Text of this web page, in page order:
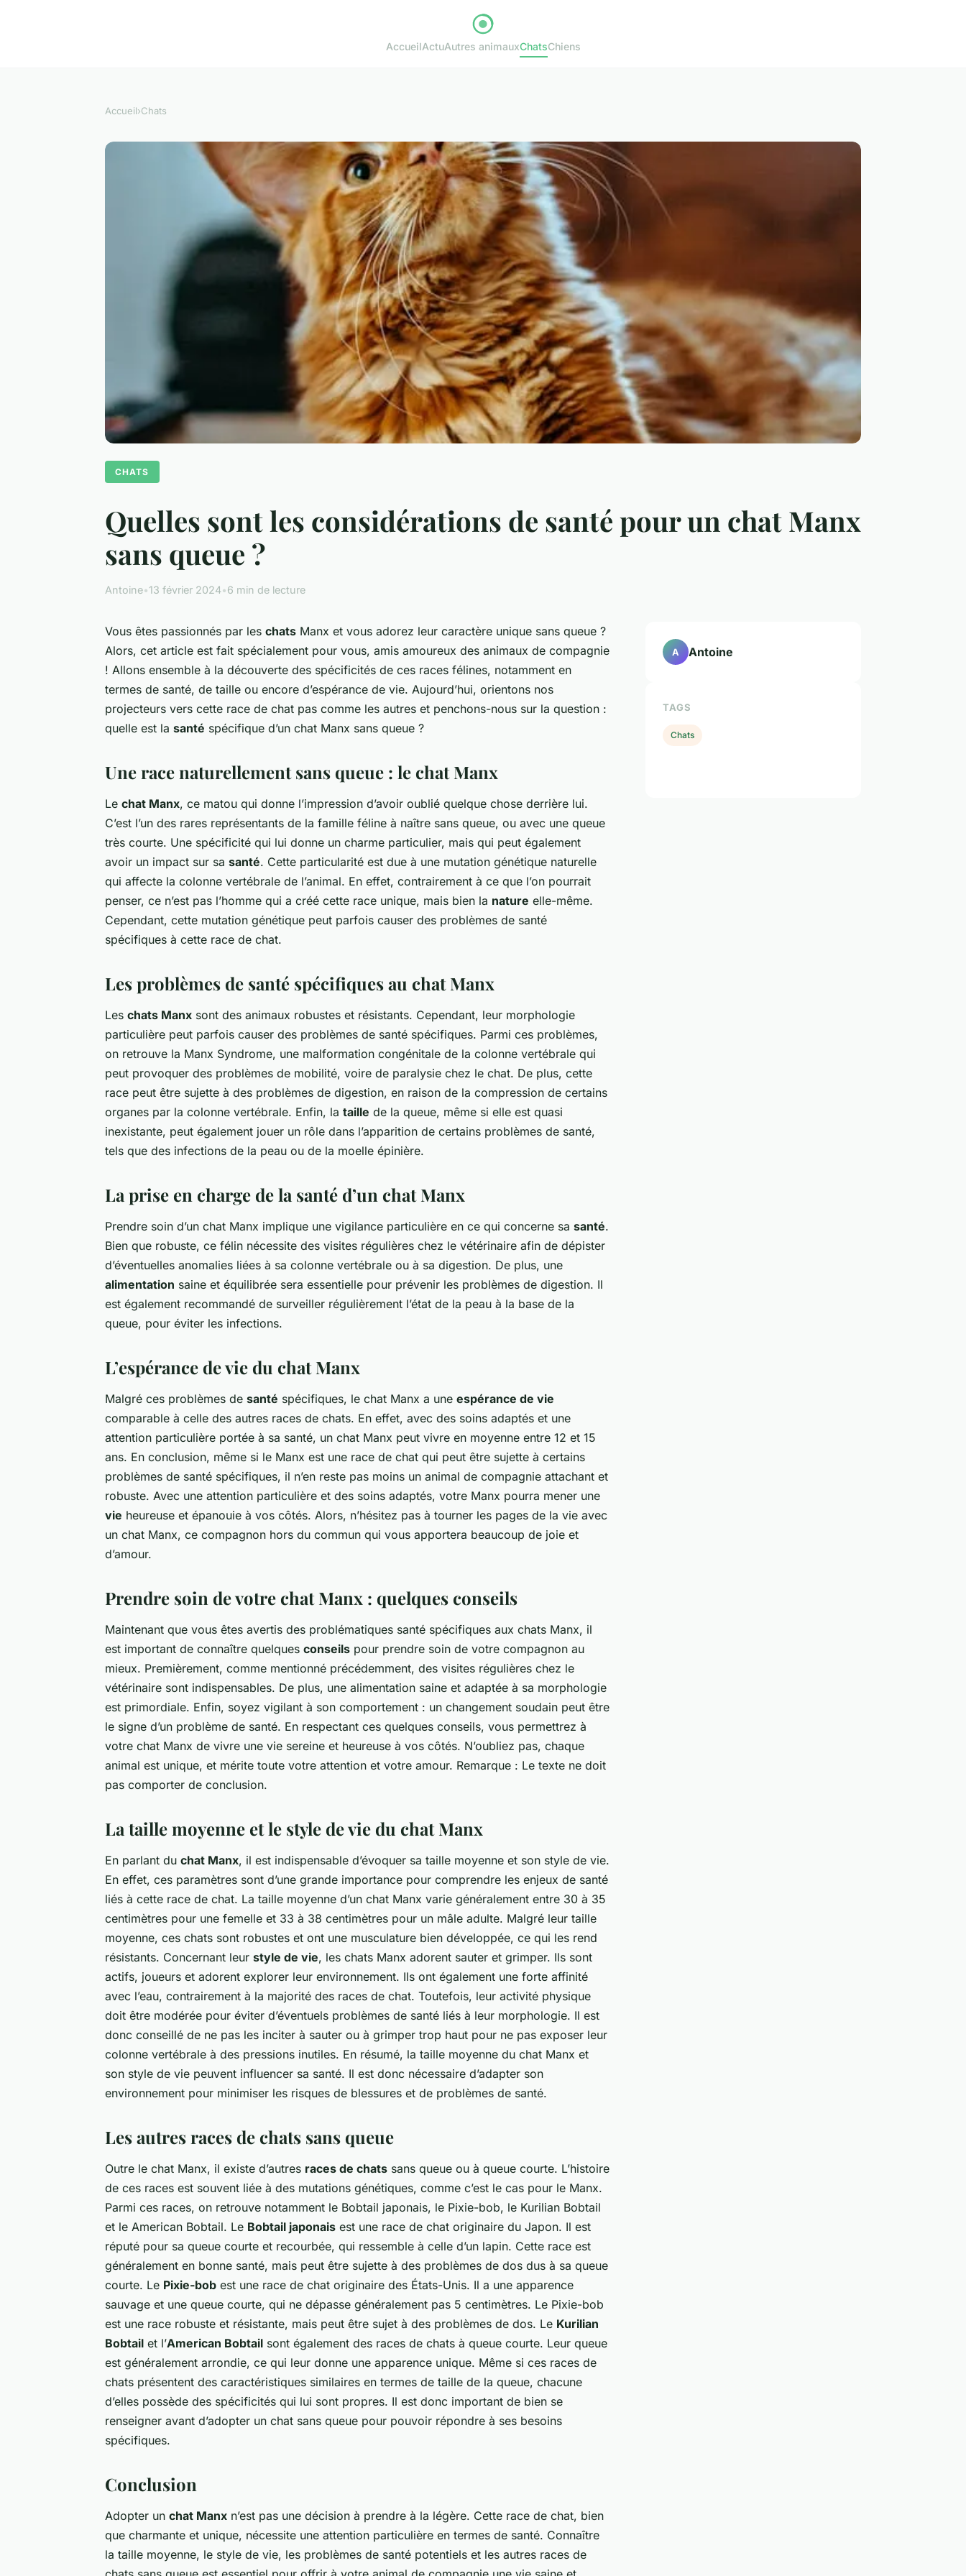
AccueilActuAutres animauxChatsChiens
Accueil›Chats
CHATS
Quelles sont les considérations de santé pour un chat Manx
sans queue ?
Antoine•13 février 2024•6 min de lecture
Vous êtes passionnés par les chats Manx et vous adorez leur caractère unique sans queue ?
Alors, cet article est fait spécialement pour vous, amis amoureux des animaux de compagnie
! Allons ensemble à la découverte des spécificités de ces races félines, notamment en
termes de santé, de taille ou encore d’espérance de vie. Aujourd’hui, orientons nos
projecteurs vers cette race de chat pas comme les autres et penchons-nous sur la question :
quelle est la santé spécifique d’un chat Manx sans queue ?
Une race naturellement sans queue : le chat Manx
Le chat Manx, ce matou qui donne l’impression d’avoir oublié quelque chose derrière lui.
C’est l’un des rares représentants de la famille féline à naître sans queue, ou avec une queue
très courte. Une spécificité qui lui donne un charme particulier, mais qui peut également
avoir un impact sur sa santé. Cette particularité est due à une mutation génétique naturelle
qui affecte la colonne vertébrale de l’animal. En effet, contrairement à ce que l’on pourrait
penser, ce n’est pas l’homme qui a créé cette race unique, mais bien la nature elle-même.
Cependant, cette mutation génétique peut parfois causer des problèmes de santé
spécifiques à cette race de chat.
Les problèmes de santé spécifiques au chat Manx
Les chats Manx sont des animaux robustes et résistants. Cependant, leur morphologie
particulière peut parfois causer des problèmes de santé spécifiques. Parmi ces problèmes,
on retrouve la Manx Syndrome, une malformation congénitale de la colonne vertébrale qui
peut provoquer des problèmes de mobilité, voire de paralysie chez le chat. De plus, cette
race peut être sujette à des problèmes de digestion, en raison de la compression de certains
organes par la colonne vertébrale. Enfin, la taille de la queue, même si elle est quasi
inexistante, peut également jouer un rôle dans l’apparition de certains problèmes de santé,
tels que des infections de la peau ou de la moelle épinière.
La prise en charge de la santé d’un chat Manx
Prendre soin d’un chat Manx implique une vigilance particulière en ce qui concerne sa santé.
Bien que robuste, ce félin nécessite des visites régulières chez le vétérinaire afin de dépister
d’éventuelles anomalies liées à sa colonne vertébrale ou à sa digestion. De plus, une
alimentation saine et équilibrée sera essentielle pour prévenir les problèmes de digestion. Il
est également recommandé de surveiller régulièrement l’état de la peau à la base de la
queue, pour éviter les infections.
L’espérance de vie du chat Manx
Malgré ces problèmes de santé spécifiques, le chat Manx a une espérance de vie
comparable à celle des autres races de chats. En effet, avec des soins adaptés et une
attention particulière portée à sa santé, un chat Manx peut vivre en moyenne entre 12 et 15
ans. En conclusion, même si le Manx est une race de chat qui peut être sujette à certains
problèmes de santé spécifiques, il n’en reste pas moins un animal de compagnie attachant et
robuste. Avec une attention particulière et des soins adaptés, votre Manx pourra mener une
vie heureuse et épanouie à vos côtés. Alors, n’hésitez pas à tourner les pages de la vie avec
un chat Manx, ce compagnon hors du commun qui vous apportera beaucoup de joie et
d’amour.
Prendre soin de votre chat Manx : quelques conseils
Maintenant que vous êtes avertis des problématiques santé spécifiques aux chats Manx, il
est important de connaître quelques conseils pour prendre soin de votre compagnon au
mieux. Premièrement, comme mentionné précédemment, des visites régulières chez le
vétérinaire sont indispensables. De plus, une alimentation saine et adaptée à sa morphologie
est primordiale. Enfin, soyez vigilant à son comportement : un changement soudain peut être
le signe d’un problème de santé. En respectant ces quelques conseils, vous permettrez à
votre chat Manx de vivre une vie sereine et heureuse à vos côtés. N’oubliez pas, chaque
animal est unique, et mérite toute votre attention et votre amour. Remarque : Le texte ne doit
pas comporter de conclusion.
La taille moyenne et le style de vie du chat Manx
En parlant du chat Manx, il est indispensable d’évoquer sa taille moyenne et son style de vie.
En effet, ces paramètres sont d’une grande importance pour comprendre les enjeux de santé
liés à cette race de chat. La taille moyenne d’un chat Manx varie généralement entre 30 à 35
centimètres pour une femelle et 33 à 38 centimètres pour un mâle adulte. Malgré leur taille
moyenne, ces chats sont robustes et ont une musculature bien développée, ce qui les rend
résistants. Concernant leur style de vie, les chats Manx adorent sauter et grimper. Ils sont
actifs, joueurs et adorent explorer leur environnement. Ils ont également une forte affinité
avec l’eau, contrairement à la majorité des races de chat. Toutefois, leur activité physique
doit être modérée pour éviter d’éventuels problèmes de santé liés à leur morphologie. Il est
donc conseillé de ne pas les inciter à sauter ou à grimper trop haut pour ne pas exposer leur
colonne vertébrale à des pressions inutiles. En résumé, la taille moyenne du chat Manx et
son style de vie peuvent influencer sa santé. Il est donc nécessaire d’adapter son
environnement pour minimiser les risques de blessures et de problèmes de santé.
Les autres races de chats sans queue
Outre le chat Manx, il existe d’autres races de chats sans queue ou à queue courte. L’histoire
de ces races est souvent liée à des mutations génétiques, comme c’est le cas pour le Manx.
Parmi ces races, on retrouve notamment le Bobtail japonais, le Pixie-bob, le Kurilian Bobtail
et le American Bobtail. Le Bobtail japonais est une race de chat originaire du Japon. Il est
réputé pour sa queue courte et recourbée, qui ressemble à celle d’un lapin. Cette race est
généralement en bonne santé, mais peut être sujette à des problèmes de dos dus à sa queue
courte. Le Pixie-bob est une race de chat originaire des États-Unis. Il a une apparence
sauvage et une queue courte, qui ne dépasse généralement pas 5 centimètres. Le Pixie-bob
est une race robuste et résistante, mais peut être sujet à des problèmes de dos. Le Kurilian
Bobtail et l’American Bobtail sont également des races de chats à queue courte. Leur queue
est généralement arrondie, ce qui leur donne une apparence unique. Même si ces races de
chats présentent des caractéristiques similaires en termes de taille de la queue, chacune
d’elles possède des spécificités qui lui sont propres. Il est donc important de bien se
renseigner avant d’adopter un chat sans queue pour pouvoir répondre à ses besoins
spécifiques.
Conclusion
Adopter un chat Manx n’est pas une décision à prendre à la légère. Cette race de chat, bien
que charmante et unique, nécessite une attention particulière en termes de santé. Connaître
la taille moyenne, le style de vie, les problèmes de santé potentiels et les autres races de
A Antoine
TAGS
Chats